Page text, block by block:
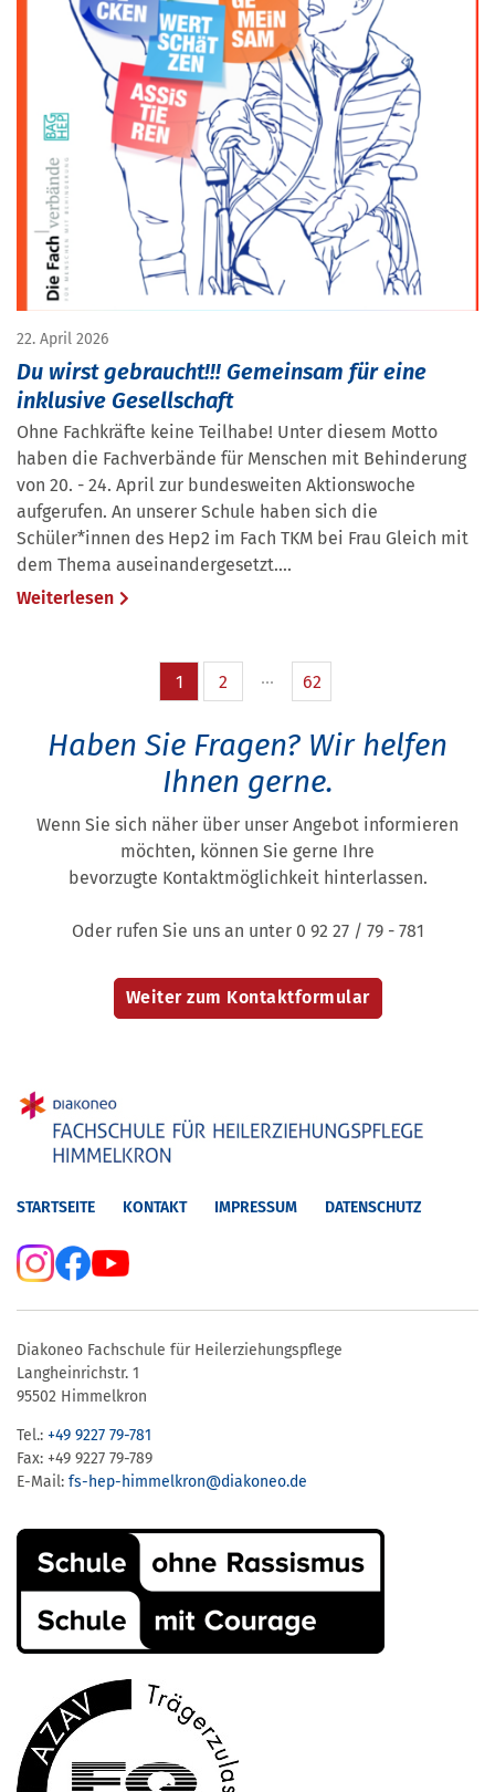
22. April 2026
Du wirst gebraucht!!! Gemeinsam für eine
inklusive Gesellschaft
Ohne Fachkräfte keine Teilhabe! Unter diesem Motto
haben die Fachverbände für Menschen mit Behinderung
von 20. - 24. April zur bundesweiten Aktionswoche
aufgerufen. An unserer Schule haben sich die
Schüler*innen des Hep2 im Fach TKM bei Frau Gleich mit
dem Thema auseinandergesetzt....
Weiterlesen
1 2 62
Haben Sie Fragen? Wir helfen
Ihnen gerne.
Wenn Sie sich näher über unser Angebot informieren
möchten, können Sie gerne Ihre
bevorzugte Kontaktmöglichkeit hinterlassen.
Oder rufen Sie uns an unter 0 92 27 / 79 - 781
STARTSEITE KONTAKT IMPRESSUM DATENSCHUTZ
Diakoneo Fachschule für Heilerziehungspflege
Langheinrichstr. 1
95502 Himmelkron
Tel.: +49 9227 79-781
Fax: +49 9227 79-789
E-Mail: fs-hep-himmelkron​@diakoneo.de